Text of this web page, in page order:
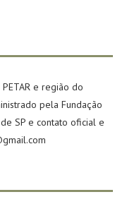
e região do
pela Fundação
SP e contato oficial e